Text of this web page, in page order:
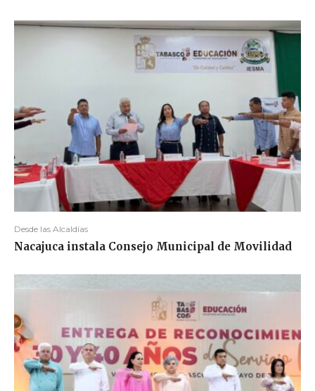
Desde las Alcaldías
Nacajuca instala Consejo Municipal de Movilidad